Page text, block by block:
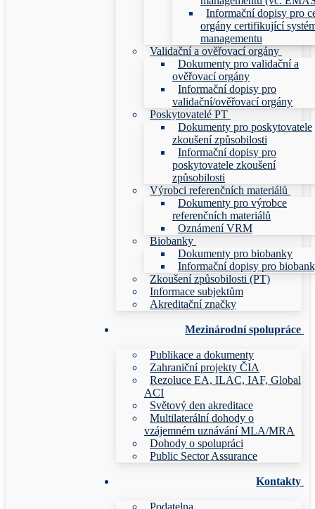
Informační dopisy pro
orgány certifikující
managementu
Validační a ověřovací orgány
Dokumenty pro validační a
ověřovací orgány
Informační dopisy pro
validační/ověřovací orgány
Poskytovatelé PT
Dokumenty pro poskytovatele
zkoušení způsobilosti
Informační dopisy pro
poskytovatele zkoušení
způsobilosti
Výrobci referenčních materiálů
Dokumenty pro výrobce
referenčních materiálů
Oznámení VRM
Biobanky
Dokumenty pro biobanky
Informační dopisy pro
Zkoušení způsobilosti (PT)
Informace subjektům
Akreditační značky
Mezinárodní spolupráce
Publikace a dokumenty
Zahraniční projekty ČIA
Rezoluce EA, ILAC, IAF, Global
ACI
Světový den akreditace
Multilaterální dohody o
vzájemném uznávání MLA/MRA
Dohody o spolupráci
Public Sector Assurance
Kontakty
Podatelna